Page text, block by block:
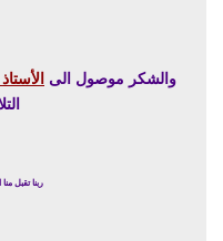
والشكر موصول الى
ربنا تقبل